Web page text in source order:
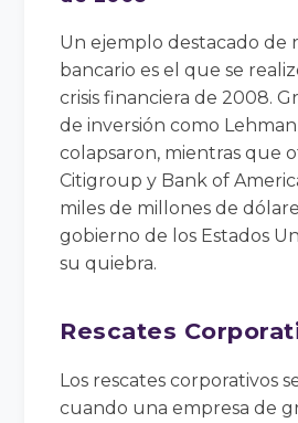
Un ejemplo destacado de
bancario es el que se
crisis financiera de 2008.
de inversión como
colapsaron, mientras que
Citigroup y Bank of
miles de millones de
gobierno de los Estados
su quiebra.
Rescates
Los rescates corporativos
cuando una empresa de